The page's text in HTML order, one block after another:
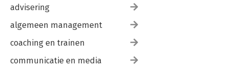
advisering
algemeen management
coaching en trainen
communicatie en media